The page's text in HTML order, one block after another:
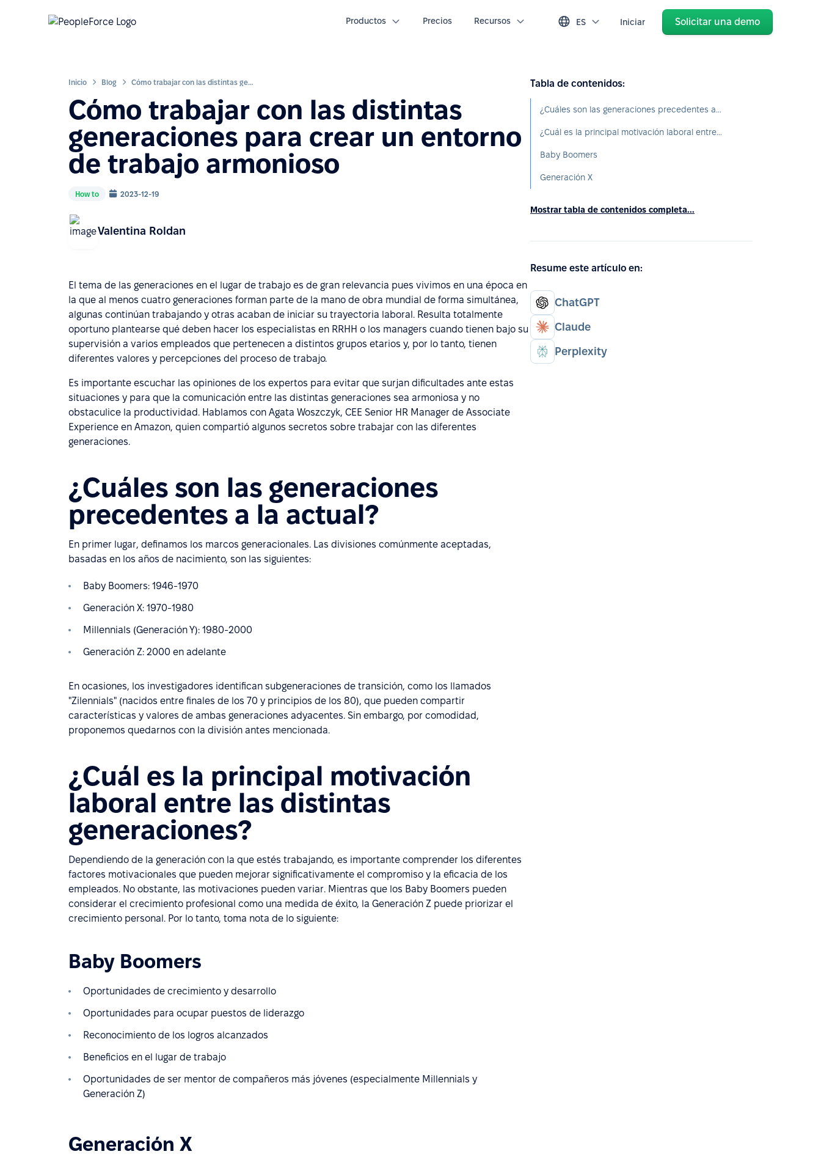
Productos Precios Recursos ES Iniciar Solicitar una demo
Inicio Blog Cómo trabajar con las distintas generaciones para crear un entorno de trabajo armonioso
Cómo trabajar con las distintas
generaciones para crear un entorno
de trabajo armonioso
How to 2023-12-19
Valentina Roldan
El tema de las generaciones en el lugar de trabajo es de gran relevancia pues vivimos en una época en
la que al menos cuatro generaciones forman parte de la mano de obra mundial de forma simultánea,
algunas continúan trabajando y otras acaban de iniciar su trayectoria laboral. Resulta totalmente
oportuno plantearse qué deben hacer los especialistas en RRHH o los managers cuando tienen bajo su
supervisión a varios empleados que pertenecen a distintos grupos etarios y, por lo tanto, tienen
diferentes valores y percepciones del proceso de trabajo.
Es importante escuchar las opiniones de los expertos para evitar que surjan dificultades ante estas
situaciones y para que la comunicación entre las distintas generaciones sea armoniosa y no
obstaculice la productividad. Hablamos con Agata Woszczyk, CEE Senior HR Manager de Associate
Experience en Amazon, quien compartió algunos secretos sobre trabajar con las diferentes
generaciones.
¿Cuáles son las generaciones
precedentes a la actual?
En primer lugar, definamos los marcos generacionales. Las divisiones comúnmente aceptadas,
basadas en los años de nacimiento, son las siguientes:
Baby Boomers: 1946-1970
Generación X: 1970-1980
Millennials (Generación Y): 1980-2000
Generación Z: 2000 en adelante
En ocasiones, los investigadores identifican subgeneraciones de transición, como los llamados
"Zilennials" (nacidos entre finales de los 70 y principios de los 80), que pueden compartir
características y valores de ambas generaciones adyacentes. Sin embargo, por comodidad,
proponemos quedarnos con la división antes mencionada.
¿Cuál es la principal motivación
laboral entre las distintas
generaciones?
Dependiendo de la generación con la que estés trabajando, es importante comprender los diferentes
factores motivacionales que pueden mejorar significativamente el compromiso y la eficacia de los
empleados. No obstante, las motivaciones pueden variar. Mientras que los Baby Boomers pueden
considerar el crecimiento profesional como una medida de éxito, la Generación Z puede priorizar el
crecimiento personal. Por lo tanto, toma nota de lo siguiente:
Baby Boomers
Oportunidades de crecimiento y desarrollo
Oportunidades para ocupar puestos de liderazgo
Reconocimiento de los logros alcanzados
Beneficios en el lugar de trabajo
Oportunidades de ser mentor de compañeros más jóvenes (especialmente Millennials y
Generación Z)
Generación X
Tabla de contenidos:
¿Cuáles son las generaciones precedentes a la actual?
¿Cuál es la principal motivación laboral entre las distintas generaciones?
Baby Boomers
Generación X
Mostrar tabla de contenidos completa...
Resume este artículo en:
ChatGPT
Claude
Perplexity